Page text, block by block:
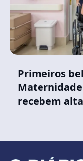
Primeiros
Maternidade
recebem alta